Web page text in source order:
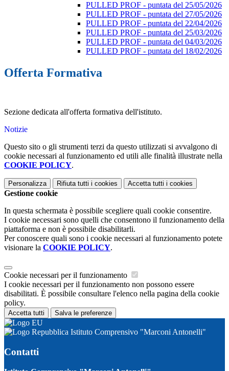
PULLED PROF - puntata del 25/05/2026
PULLED PROF - puntata del 27/05/2026
PULLED PROF - puntata del 22/04/2026
PULLED PROF - puntata del 25/03/2026
PULLED PROF - puntata del 04/03/2026
PULLED PROF - puntata del 18/02/2026
Offerta Formativa
Sezione dedicata all'offerta formativa dell'istituto.
Notizie
Questo sito o gli strumenti terzi da questo utilizzati si avvalgono di
cookie necessari al funzionamento ed utili alle finalità illustrate nella
COOKIE POLICY.
Personalizza Rifiuta tutti i cookies Accetta tutti i cookies
Gestione cookie
In questa schermata è possibile scegliere quali cookie consentire.
I cookie necessari sono quelli che consentono il funzionamento della
piattaforma e non è possibile disabilitarli.
Per conoscere quali sono i cookie necessari al funzionamento potete
visionare la COOKIE POLICY.
Cookie necessari per il funzionamento
I cookie necessari per il funzionamento non possono essere
disabilitati. È possibile consultare l'elenco nella pagina della cookie
policy.
Accetta tutti Salva le preferenze
Istituto Comprensivo "Marconi Antonelli"
Contatti